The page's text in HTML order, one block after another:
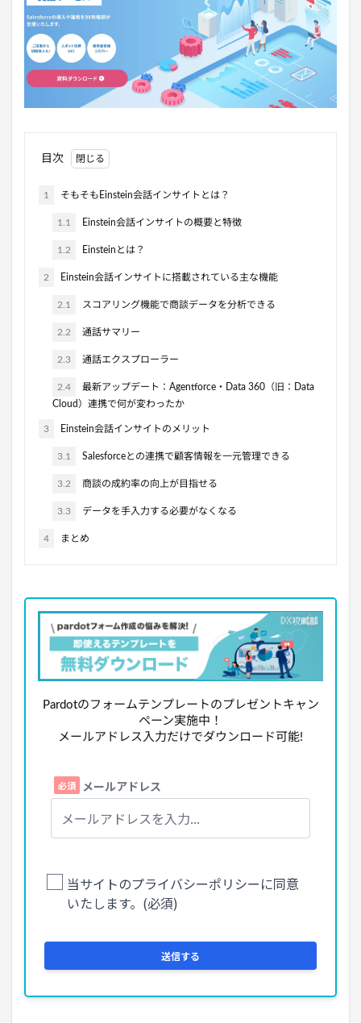
目次
1 そもそもEinstein会話インサイトとは？
1.1 Einstein会話インサイトの概要と特徴
1.2 Einsteinとは？
2 Einstein会話インサイトに搭載されている主な機能
2.1 スコアリング機能で商談データを分析できる
2.2 通話サマリー
2.3 通話エクスプローラー
2.4
最新アップデート：Agentforce・Data 360（旧：Data
Cloud）連携で何が変わったか
3 Einstein会話インサイトのメリット
3.1 Salesforceとの連携で顧客情報を一元管理できる
3.2 商談の成約率の向上が目指せる
3.3 データを手入力する必要がなくなる
4 まとめ
Pardotのフォームテンプレートのプレゼントキャン
ペーン実施中！
メールアドレス入力だけでダウンロード可能!